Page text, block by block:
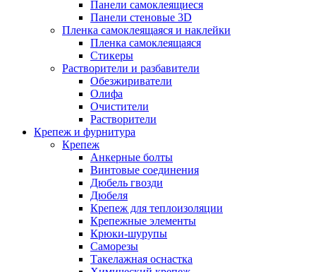
Панели самоклеящиеся
Панели стеновые 3D
Пленка самоклеящаяся и наклейки
Пленка самоклеящаяся
Стикеры
Растворители и разбавители
Обезжириватели
Олифа
Очистители
Растворители
Крепеж и фурнитура
Крепеж
Анкерные болты
Винтовые соединения
Дюбель гвозди
Дюбеля
Крепеж для теплоизоляции
Крепежные элементы
Крюки-шурупы
Саморезы
Такелажная оснастка